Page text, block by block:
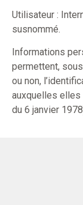
Utilisateur :
susnommé.
Informations
permettent,
ou non,
auxquelles elles
du 6 janvier